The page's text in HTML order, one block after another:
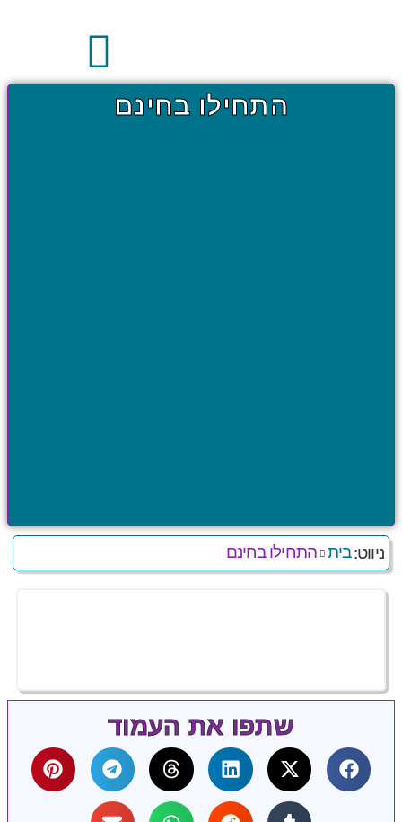
התחילו בחינם
ניווט:בית התחילו בחינם
שתפו את העמוד